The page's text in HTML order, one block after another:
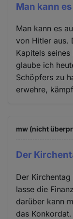
Man kann
Man kann es
von Hitler aus.
Kapitels
glaube ich
Schöpfers zu
erwehre,
mw (nicht
Der
Der
lasse die
darüber kann
das